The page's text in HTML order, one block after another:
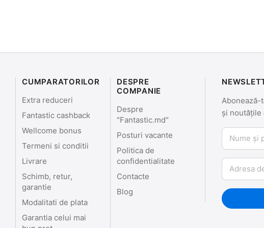
CUMPARATORILOR
Extra reduceri
Fantastic cashback
Wellcome bonus
Termeni si conditii
Livrare
Schimb, retur,
garantie
Modalitati de plata
Garantia celui mai
DESPRE
COMPANIE
Despre
"Fantastic.md"
Posturi vacante
Politica de
confidentialitate
Contacte
Blog
și noutățile
Nume și
Email